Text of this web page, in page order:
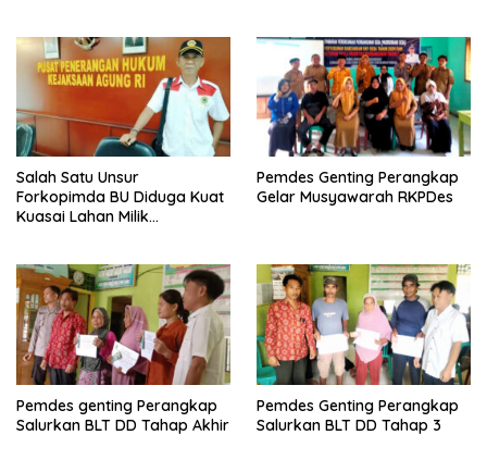
Salah Satu Unsur
Forkopimda BU Diduga Kuat
Kuasai Lahan Milik
Pemdes Genting Perangkap
Gelar Musyawarah RKPDes
Pemdes genting Perangkap
Salurkan BLT DD Tahap Akhir
Pemdes Genting Perangkap
Salurkan BLT DD Tahap 3